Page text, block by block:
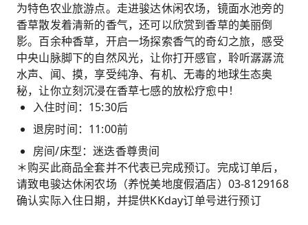
为特色农业旅游点。走进骏达休闲农场，镜面水池旁的
香草散发着清新的香气，还可以欣赏到香草的美丽倒
影。百余种香草，开启一场探索香气的奇幻之旅，感受
中央山脉脚下的自然风光，让你打开感官，聆听潺潺流
水声、闻、摸，享受纯净、有机、无毒的地球生态奥
秘，让你立刻沉浸在香草七感的放松疗愈中！
入住时间：15:30后
退房时间：11:00前
房间/床型：迷迭香尊贵间
＊购买此商品全套并不代表已完成预订。完成订单后，
请致电骏达休闲农场（养悦美地度假酒店）03-8129168
确认实际入住日期，并提供KKday订单号进行预订